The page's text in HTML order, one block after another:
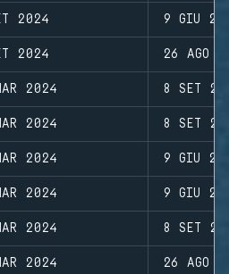
2024 9 GIU
2024 26 AGO
2024 8 SET
2024 8 SET
2024 9 GIU
2024 9 GIU
2024 8 SET
2024 26 AGO